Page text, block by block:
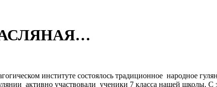
институте состоялось традиционное народное
активно участвовали ученики 7 класса нашей школы. С